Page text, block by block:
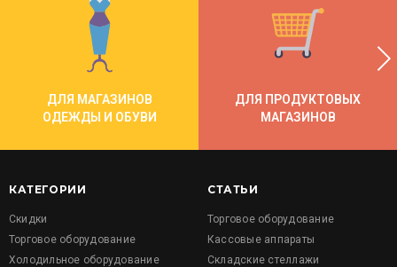
ДЛЯ МАГАЗИНОВ
ОДЕЖДЫ И ОБУВИ
ДЛЯ ПРОДУКТОВЫХ
МАГАЗИНОВ
КАТЕГОРИИ
Скидки
Торговое оборудование
Холодильное оборудование
СТАТЬИ
Торговое оборудование
Кассовые аппараты
Складские стеллажи